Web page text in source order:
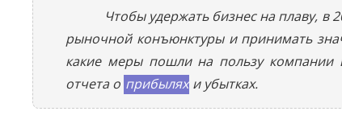
Чтобы удержать бизнес на плаву, в
рыночной конъюнктуры и принимать
какие меры пошли на пользу компании
отчета о прибылях и убытках.